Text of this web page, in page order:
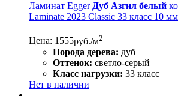
Ламинат Egger Дуб Азгил белый
Laminate 2023 Classic 33 класс 10
Цена: 1555руб./м2
Порода дерева: дуб
Оттенок: светло-серый
Класс нагрузки: 33 класс
Нет в наличии